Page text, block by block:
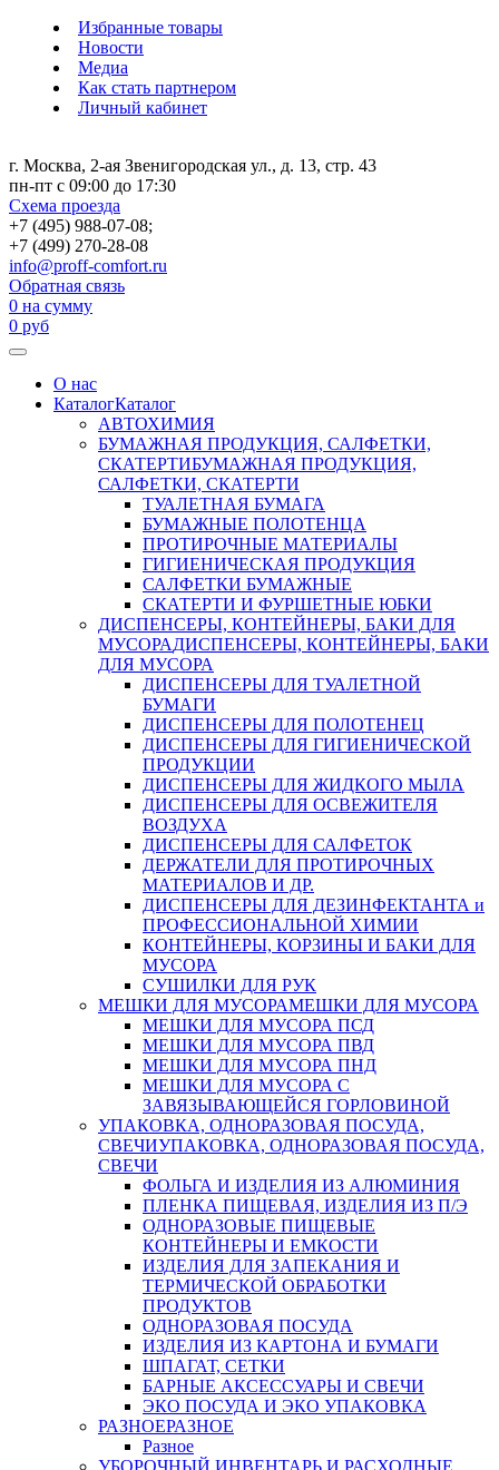
Избранные товары
Новости
Медиа
Как стать партнером
Личный кабинет
г. Москва, 2-ая Звенигородская ул., д. 13, стр. 43
пн-пт с 09:00 до 17:30
Схема проезда
+7 (495) 988-07-08;
+7 (499) 270-28-08
info@proff-comfort.ru
Обратная связь
0 на сумму
0 руб
О нас
КаталогКаталог
АВТОХИМИЯ
БУМАЖНАЯ ПРОДУКЦИЯ, САЛФЕТКИ,
СКАТЕРТИБУМАЖНАЯ ПРОДУКЦИЯ,
САЛФЕТКИ, СКАТЕРТИ
ТУАЛЕТНАЯ БУМАГА
БУМАЖНЫЕ ПОЛОТЕНЦА
ПРОТИРОЧНЫЕ МАТЕРИАЛЫ
ГИГИЕНИЧЕСКАЯ ПРОДУКЦИЯ
САЛФЕТКИ БУМАЖНЫЕ
СКАТЕРТИ И ФУРШЕТНЫЕ ЮБКИ
ДИСПЕНСЕРЫ, КОНТЕЙНЕРЫ, БАКИ ДЛЯ
МУСОРАДИСПЕНСЕРЫ, КОНТЕЙНЕРЫ, БАКИ
ДЛЯ МУСОРА
ДИСПЕНСЕРЫ ДЛЯ ТУАЛЕТНОЙ
БУМАГИ
ДИСПЕНСЕРЫ ДЛЯ ПОЛОТЕНЕЦ
ДИСПЕНСЕРЫ ДЛЯ ГИГИЕНИЧЕСКОЙ
ПРОДУКЦИИ
ДИСПЕНСЕРЫ ДЛЯ ЖИДКОГО МЫЛА
ДИСПЕНСЕРЫ ДЛЯ ОСВЕЖИТЕЛЯ
ВОЗДУХА
ДИСПЕНСЕРЫ ДЛЯ САЛФЕТОК
ДЕРЖАТЕЛИ ДЛЯ ПРОТИРОЧНЫХ
МАТЕРИАЛОВ И ДР.
ДИСПЕНСЕРЫ ДЛЯ ДЕЗИНФЕКТАНТА и
ПРОФЕССИОНАЛЬНОЙ ХИМИИ
КОНТЕЙНЕРЫ, КОРЗИНЫ И БАКИ ДЛЯ
МУСОРА
СУШИЛКИ ДЛЯ РУК
МЕШКИ ДЛЯ МУСОРАМЕШКИ ДЛЯ МУСОРА
МЕШКИ ДЛЯ МУСОРА ПСД
МЕШКИ ДЛЯ МУСОРА ПВД
МЕШКИ ДЛЯ МУСОРА ПНД
МЕШКИ ДЛЯ МУСОРА С
ЗАВЯЗЫВАЮЩЕЙСЯ ГОРЛОВИНОЙ
УПАКОВКА, ОДНОРАЗОВАЯ ПОСУДА,
СВЕЧИУПАКОВКА, ОДНОРАЗОВАЯ ПОСУДА,
СВЕЧИ
ФОЛЬГА И ИЗДЕЛИЯ ИЗ АЛЮМИНИЯ
ПЛЕНКА ПИЩЕВАЯ, ИЗДЕЛИЯ ИЗ П/Э
ОДНОРАЗОВЫЕ ПИЩЕВЫЕ
КОНТЕЙНЕРЫ И ЕМКОСТИ
ИЗДЕЛИЯ ДЛЯ ЗАПЕКАНИЯ И
ТЕРМИЧЕСКОЙ ОБРАБОТКИ
ПРОДУКТОВ
ОДНОРАЗОВАЯ ПОСУДА
ИЗДЕЛИЯ ИЗ КАРТОНА И БУМАГИ
ШПАГАТ, СЕТКИ
БАРНЫЕ АКСЕССУАРЫ И СВЕЧИ
ЭКО ПОСУДА И ЭКО УПАКОВКА
РАЗНОЕРАЗНОЕ
Разное
УБОРОЧНЫЙ ИНВЕНТАРЬ И РАСХОДНЫЕ